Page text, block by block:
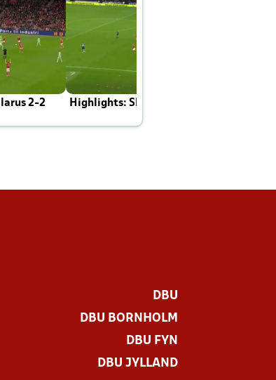
2-2 Highlights: Skotland - Danmark 4-2
DBU
DBU BORNHOLM
DBU FYN
DBU JYLLAND